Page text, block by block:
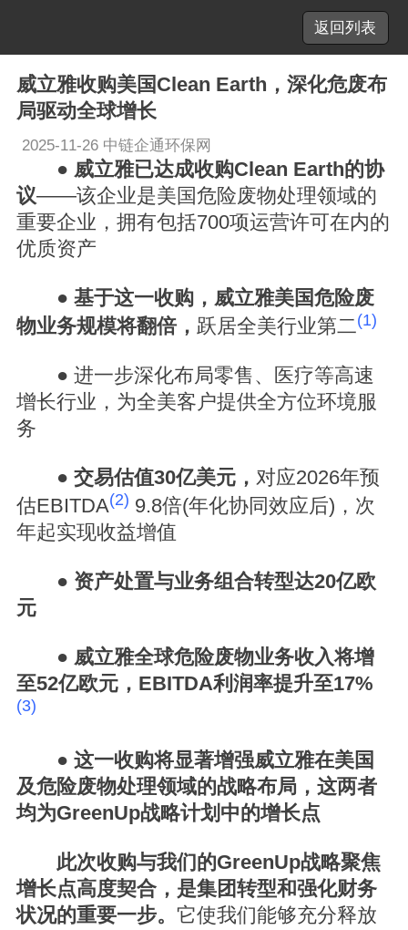
返回列表
威立雅收购美国Clean Earth，深化危废布
局驱动全球增长
2025-11-26 中链企通环保网
● 威立雅已达成收购Clean Earth的协
议——该企业是美国危险废物处理领域的
重要企业，拥有包括700项运营许可在内的
优质资产
● 基于这一收购，威立雅美国危险废
物业务规模将翻倍， 跃居全美行业第二(1)
● 进一步深化布局零售、医疗等高速
增长行业，为全美客户提供全方位环境服
务
● 交易估值30亿美元， 对应2026年预
估EBITDA(2) 9.8倍(年化协同效应后)，次
年起实现收益增值
● 资产处置与业务组合转型达20亿欧
元
● 威立雅全球危险废物业务收入将增
至52亿欧元，EBITDA利润率提升至17%
(3)
● 这一收购将显著增强威立雅在美国
及危险废物处理领域的战略布局，这两者
均为GreenUp战略计划中的增长点
此次收购与我们的GreenUp战略聚焦
增长点高度契合，是集团转型和强化财务
状况的重要一步。 它使我们能够充分释放